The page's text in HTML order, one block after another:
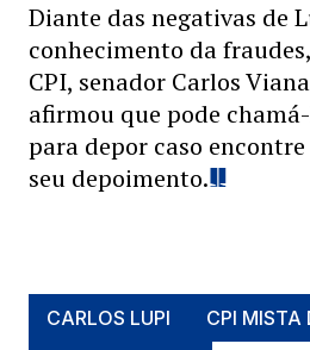
Diante das negativas de
conhecimento da
CPI, senador Carlos
afirmou que pode
para depor caso
seu depoimento.
CARLOS LUPI
CPI MISTA